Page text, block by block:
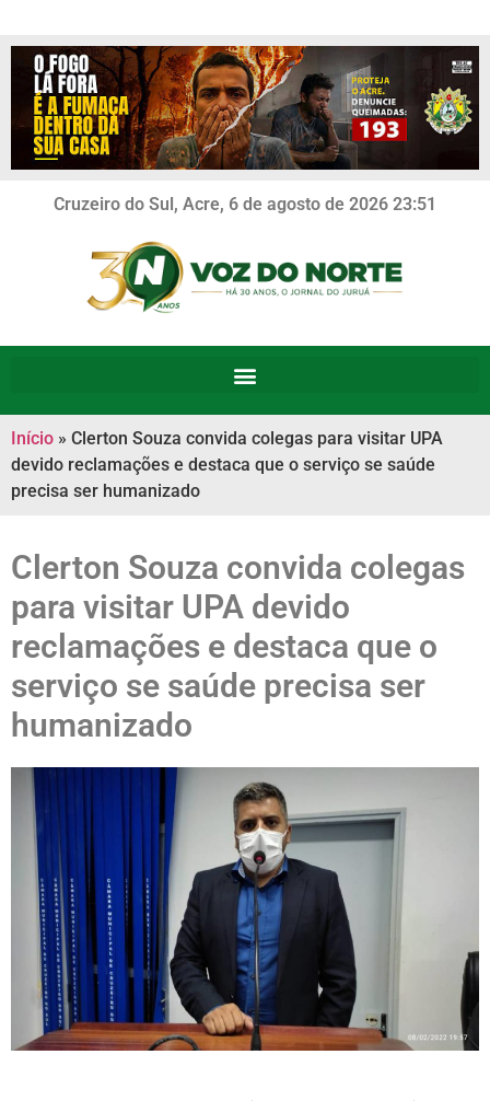
Cruzeiro do Sul, Acre, 6 de agosto de 2026 23:51
Início » Clerton Souza convida colegas para visitar UPA
devido reclamações e destaca que o serviço se saúde
precisa ser humanizado
Clerton Souza convida colegas
para visitar UPA devido
reclamações e destaca que o
serviço se saúde precisa ser
humanizado